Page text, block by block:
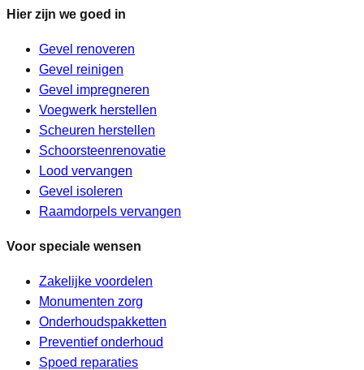
Hier zijn we goed in
Gevel renoveren
Gevel reinigen
Gevel impregneren
Voegwerk herstellen
Scheuren herstellen
Schoorsteenrenovatie
Lood vervangen
Gevel isoleren
Raamdorpels vervangen
Voor speciale wensen
Zakelijke voordelen
Monumenten zorg
Onderhoudspakketten
Preventief onderhoud
Spoed reparaties